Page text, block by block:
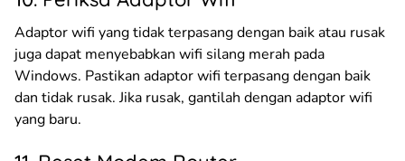
Adaptor wifi yang tidak terpasang dengan baik atau rusak
juga dapat menyebabkan wifi silang merah pada
Windows. Pastikan adaptor wifi terpasang dengan baik
dan tidak rusak. Jika rusak, gantilah dengan adaptor wifi
yang baru.